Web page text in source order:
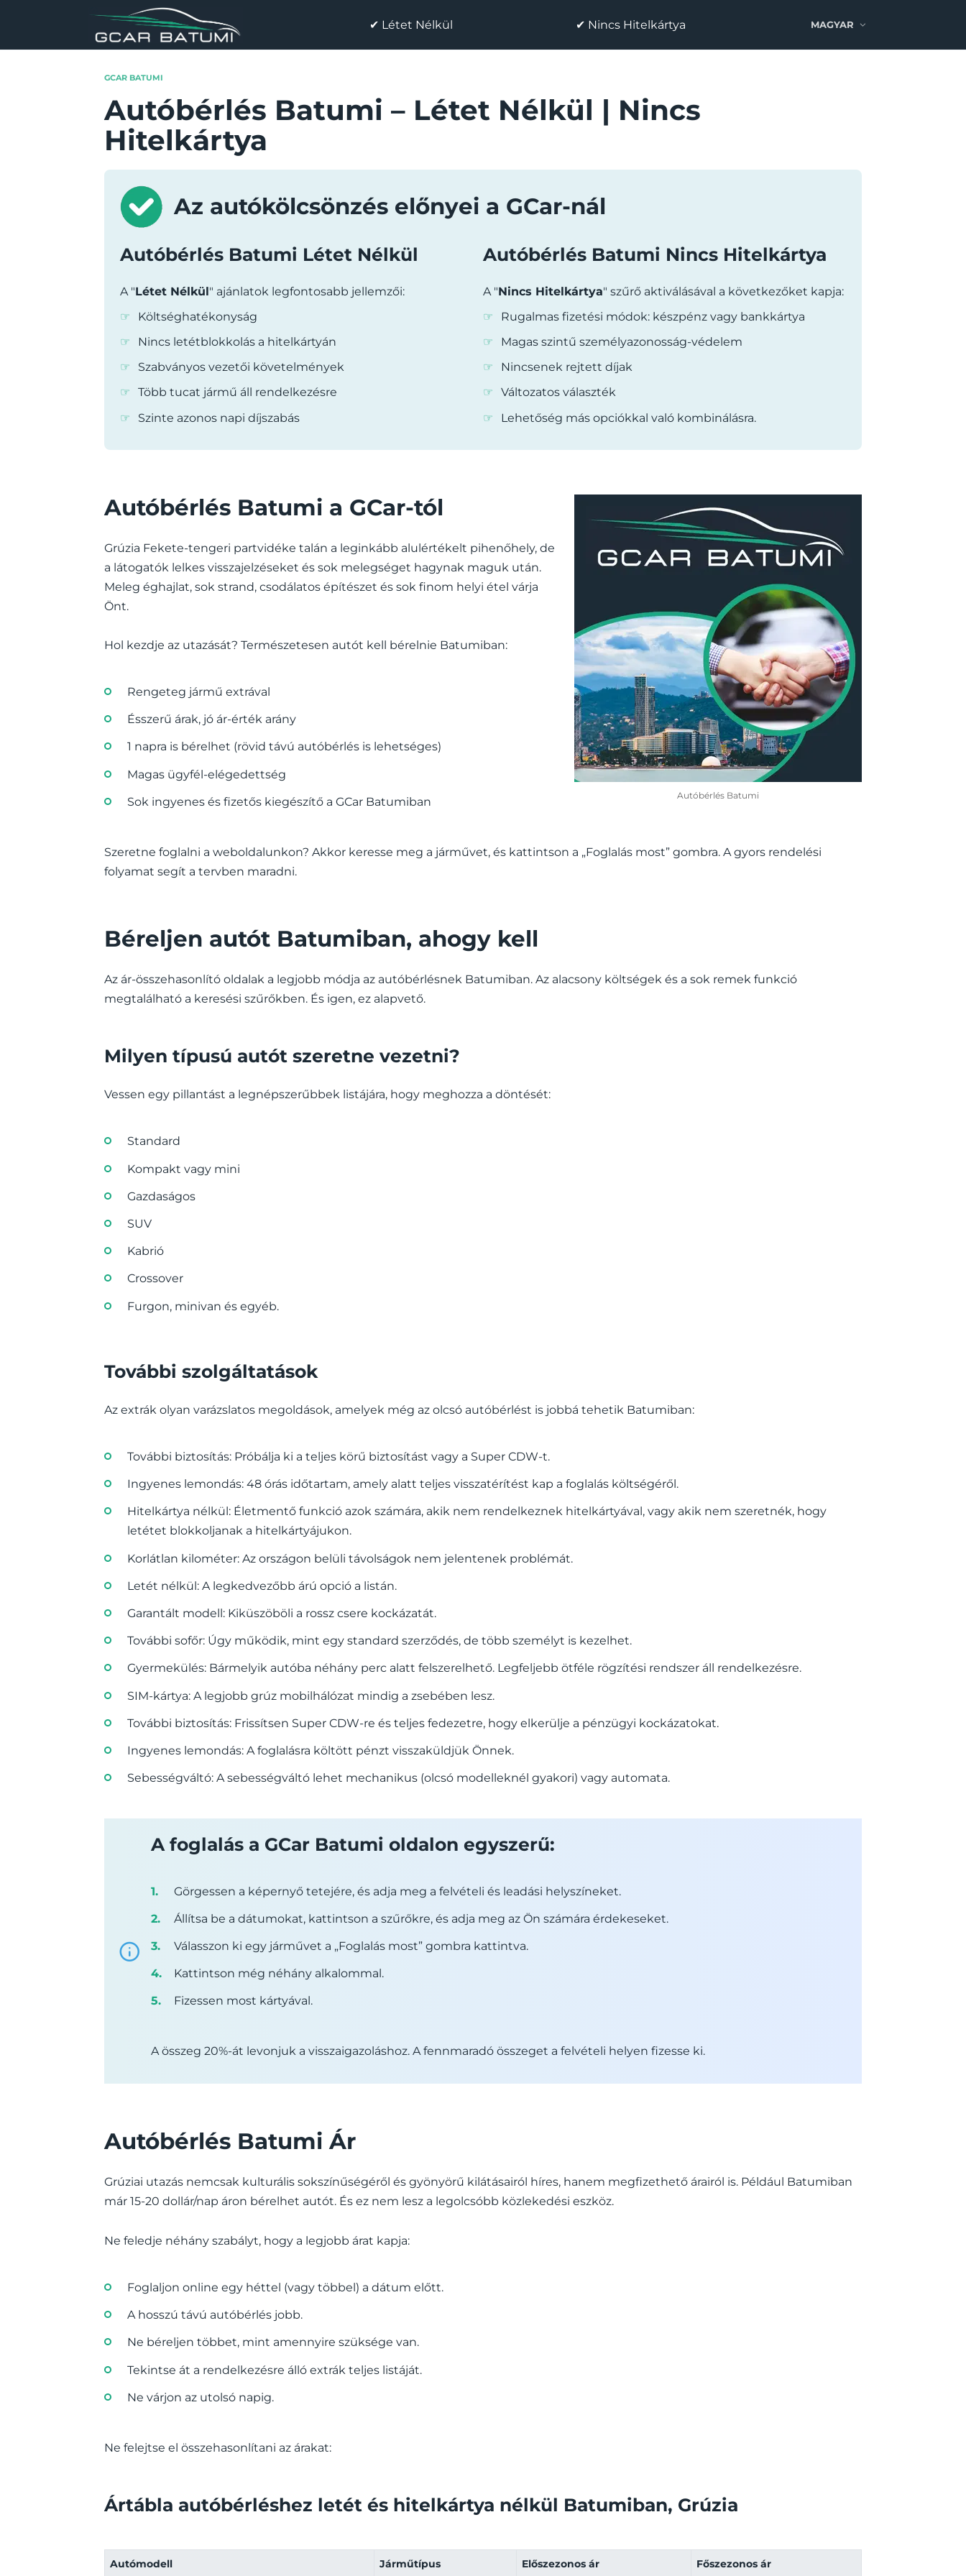
✔ Létet Nélkül ✔ Nincs Hitelkártya MAGYAR
GCAR BATUMI
Autóbérlés Batumi – Létet Nélkül | Nincs
Hitelkártya
Az autókölcsönzés előnyei a GCar-nál
Autóbérlés Batumi Létet Nélkül
A "Létet Nélkül" ajánlatok legfontosabb jellemzői:
Költséghatékonyság
Nincs letétblokkolás a hitelkártyán
Szabványos vezetői követelmények
Több tucat jármű áll rendelkezésre
Szinte azonos napi díjszabás
Autóbérlés Batumi Nincs Hitelkártya
A "Nincs Hitelkártya" szűrő aktiválásával a következőket kapja:
Rugalmas fizetési módok: készpénz vagy bankkártya
Magas szintű személyazonosság-védelem
Nincsenek rejtett díjak
Változatos választék
Lehetőség más opciókkal való kombinálásra.
Autóbérlés Batumi
Autóbérlés Batumi a GCar-tól
Grúzia Fekete-tengeri partvidéke talán a leginkább alulértékelt pihenőhely, de
a látogatók lelkes visszajelzéseket és sok melegséget hagynak maguk után.
Meleg éghajlat, sok strand, csodálatos építészet és sok finom helyi étel várja
Önt.
Hol kezdje az utazását? Természetesen autót kell bérelnie Batumiban:
Rengeteg jármű extrával
Ésszerű árak, jó ár-érték arány
1 napra is bérelhet (rövid távú autóbérlés is lehetséges)
Magas ügyfél-elégedettség
Sok ingyenes és fizetős kiegészítő a GCar Batumiban
Szeretne foglalni a weboldalunkon? Akkor keresse meg a járművet, és kattintson a „Foglalás most” gombra. A gyors rendelési
folyamat segít a tervben maradni.
Béreljen autót Batumiban, ahogy kell
Az ár-összehasonlító oldalak a legjobb módja az autóbérlésnek Batumiban. Az alacsony költségek és a sok remek funkció
megtalálható a keresési szűrőkben. És igen, ez alapvető.
Milyen típusú autót szeretne vezetni?
Vessen egy pillantást a legnépszerűbbek listájára, hogy meghozza a döntését:
Standard
Kompakt vagy mini
Gazdaságos
SUV
Kabrió
Crossover
Furgon, minivan és egyéb.
További szolgáltatások
Az extrák olyan varázslatos megoldások, amelyek még az olcsó autóbérlést is jobbá tehetik Batumiban:
További biztosítás: Próbálja ki a teljes körű biztosítást vagy a Super CDW-t.
Ingyenes lemondás: 48 órás időtartam, amely alatt teljes visszatérítést kap a foglalás költségéről.
Hitelkártya nélkül: Életmentő funkció azok számára, akik nem rendelkeznek hitelkártyával, vagy akik nem szeretnék, hogy
letétet blokkoljanak a hitelkártyájukon.
Korlátlan kilométer: Az országon belüli távolságok nem jelentenek problémát.
Letét nélkül: A legkedvezőbb árú opció a listán.
Garantált modell: Kiküszöböli a rossz csere kockázatát.
További sofőr: Úgy működik, mint egy standard szerződés, de több személyt is kezelhet.
Gyermekülés: Bármelyik autóba néhány perc alatt felszerelhető. Legfeljebb ötféle rögzítési rendszer áll rendelkezésre.
SIM-kártya: A legjobb grúz mobilhálózat mindig a zsebében lesz.
További biztosítás: Frissítsen Super CDW-re és teljes fedezetre, hogy elkerülje a pénzügyi kockázatokat.
Ingyenes lemondás: A foglalásra költött pénzt visszaküldjük Önnek.
Sebességváltó: A sebességváltó lehet mechanikus (olcsó modelleknél gyakori) vagy automata.
A foglalás a GCar Batumi oldalon egyszerű:
Görgessen a képernyő tetejére, és adja meg a felvételi és leadási helyszíneket.
Állítsa be a dátumokat, kattintson a szűrőkre, és adja meg az Ön számára érdekeseket.
Válasszon ki egy járművet a „Foglalás most” gombra kattintva.
Kattintson még néhány alkalommal.
Fizessen most kártyával.
A összeg 20%-át levonjuk a visszaigazoláshoz. A fennmaradó összeget a felvételi helyen fizesse ki.
Autóbérlés Batumi Ár
Grúziai utazás nemcsak kulturális sokszínűségéről és gyönyörű kilátásairól híres, hanem megfizethető árairól is. Például Batumiban
már 15-20 dollár/nap áron bérelhet autót. És ez nem lesz a legolcsóbb közlekedési eszköz.
Ne feledje néhány szabályt, hogy a legjobb árat kapja:
Foglaljon online egy héttel (vagy többel) a dátum előtt.
A hosszú távú autóbérlés jobb.
Ne béreljen többet, mint amennyire szüksége van.
Tekintse át a rendelkezésre álló extrák teljes listáját.
Ne várjon az utolsó napig.
Ne felejtse el összehasonlítani az árakat:
Ártábla autóbérléshez letét és hitelkártya nélkül Batumiban, Grúzia
Autómodell Járműtípus Előszezonos ár Főszezonos ár